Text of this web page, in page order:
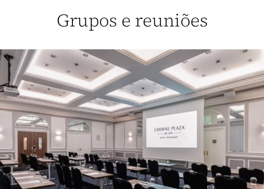
Grupos e reuniões